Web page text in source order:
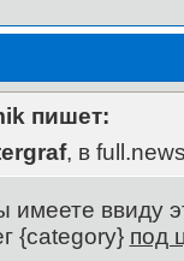
пишет:
, в
имеете ввиду
{category} под